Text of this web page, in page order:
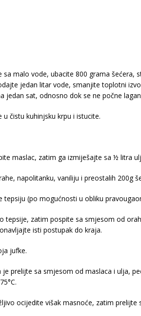
sa malo vode, ubacite 800 grama šećera,
jedan litar vode, smanjite toplotni
jedan sat, odnosno dok se ne počne
u čistu kuhinjsku krpu i istucite.
maslac, zatim ga izmiješajte sa ½ litra
napolitanku, vaniliju i preostalih 200g
tepsiju (po mogućnosti u obliku
tepsije, zatim pospite sa smjesom od
isti postupak do kraja.
jufke.
je prelijte sa smjesom od maslaca i ulja,
ocijedite višak masnoće, zatim prelijte